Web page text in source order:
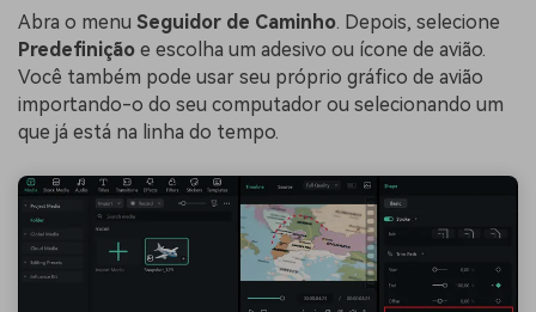
Abra o menu Seguidor de Caminho. Depois, selecione
Predefinição e escolha um adesivo ou ícone de avião.
Você também pode usar seu próprio gráfico de avião
importando-o do seu computador ou selecionando um
que já está na linha do tempo.